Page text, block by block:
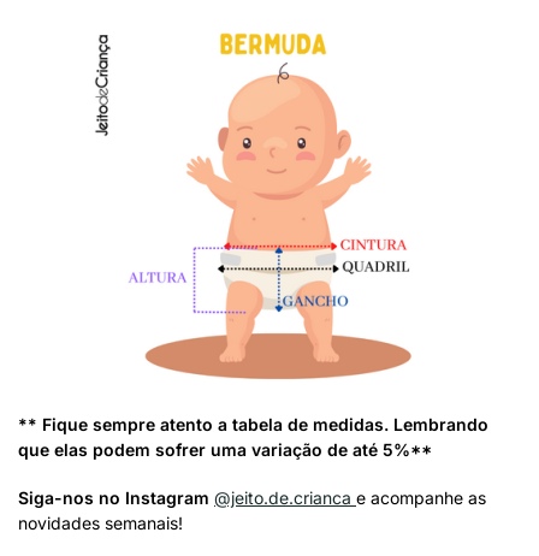
** Fique sempre atento a tabela de medidas. Lembrando
que elas podem sofrer uma variação de até 5%**
Siga-nos no Instagram @jeito.de.crianca e acompanhe as
novidades semanais!